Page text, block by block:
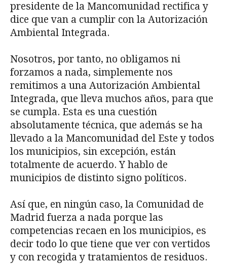
presidente de la Mancomunidad rectifica y
dice que van a cumplir con la Autorización
Ambiental Integrada.
Nosotros, por tanto, no obligamos ni
forzamos a nada, simplemente nos
remitimos a una Autorización Ambiental
Integrada, que lleva muchos años, para que
se cumpla. Esta es una cuestión
absolutamente técnica, que además se ha
llevado a la Mancomunidad del Este y todos
los municipios, sin excepción, están
totalmente de acuerdo. Y hablo de
municipios de distinto signo políticos.
Así que, en ningún caso, la Comunidad de
Madrid fuerza a nada porque las
competencias recaen en los municipios, es
decir todo lo que tiene que ver con vertidos
y con recogida y tratamientos de residuos.